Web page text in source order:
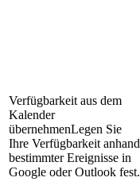
Verfügbarkeit aus dem
Kalender
übernehmenLegen Sie
Ihre Verfügbarkeit anhand
bestimmter Ereignisse in
Google oder Outlook fest.